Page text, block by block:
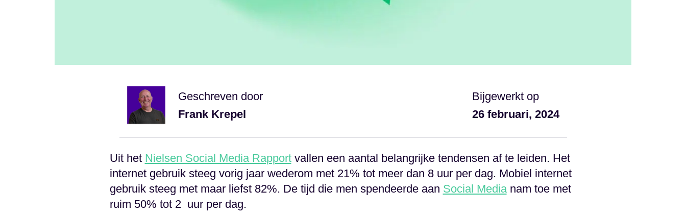
Geschreven door
Frank Krepel
Bijgewerkt op
26 februari, 2024
Uit het Nielsen Social Media Rapportvallen een aantal belangrijke tendensen af te leiden. Het
internet gebruik steeg vorig jaar wederom met 21% tot meer dan 8 uur per dag. Mobiel internet
gebruik steeg met maar liefst 82%. De tijd die men spendeerde aan Social Medianam toe met
ruim 50% tot 2 uur per dag.